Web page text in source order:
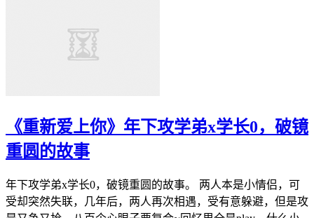
《重新爱上你》年下攻学弟x学长0，破镜
重圆的故事
年下攻学弟x学长0，破镜重圆的故事。 两人本是小情侣，可
受却突然失联，几年后，两人再次相遇，受有意躲避，但是攻